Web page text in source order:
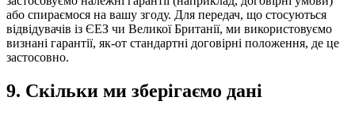
або спираємося на вашу згоду. Для передач, що стосуються
відвідувачів із ЄЕЗ чи Великої Британії, ми використовуємо
визнані гарантії, як-от стандартні договірні положення, де це
застосовно.
9. Скільки ми зберігаємо дані